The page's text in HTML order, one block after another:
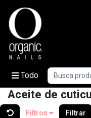
Todo
Aceite de
Filtros Filtrar